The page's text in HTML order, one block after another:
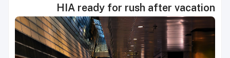
HIA ready for rush after vacation